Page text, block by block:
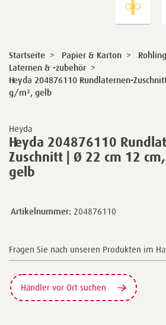
Heyda
Heyda 204876110
Zuschnitt | Ø 22 cm 12
gelb
Startseite > Papier & Karton >
Laternen & -zubehör >
Heyda 204876110 Rundlaternen-
g/m², gelb
Artikelnummer: 204876110
Fragen Sie nach unseren Produkten im
Händler vor Ort suchen